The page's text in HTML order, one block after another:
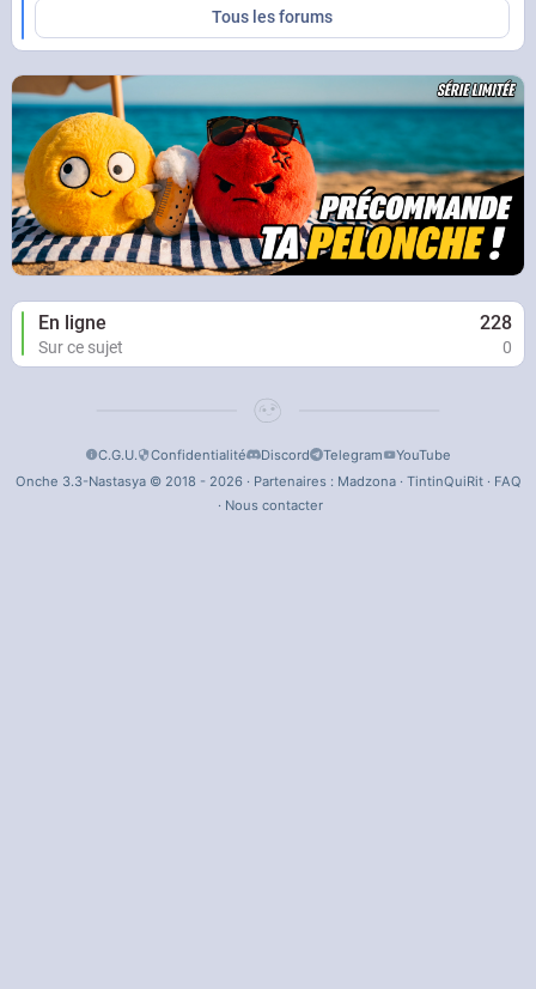
Tous les forums
En ligne 228
Sur ce sujet 0
C.G.U. Confidentialité Discord Telegram
YouTube
Onche 3.3-Nastasya © 2018 - 2026 · Partenaires : Madzona· TintinQuiRit· FAQ
· Nous contacter